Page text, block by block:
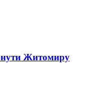
Житомиру